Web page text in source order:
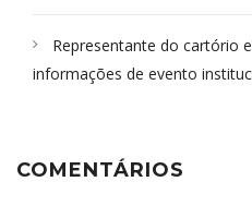
Representante do cartório
informações de evento
COMENTÁRIOS